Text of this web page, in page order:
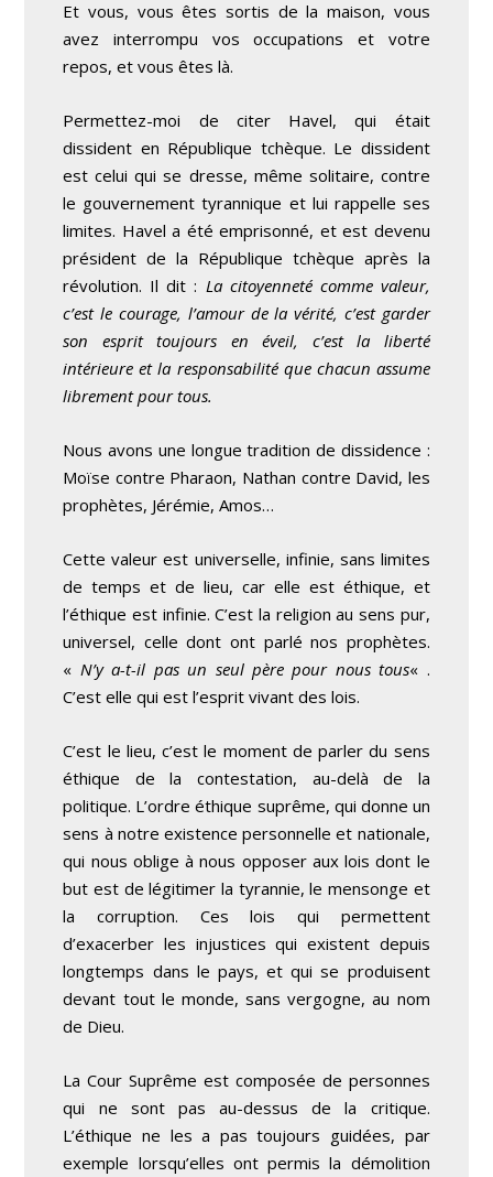
Et vous, vous êtes sortis de la maison, vous
avez interrompu vos occupations et votre
repos, et vous êtes là.
Permettez-moi de citer Havel, qui était
dissident en République tchèque. Le dissident
est celui qui se dresse, même solitaire, contre
le gouvernement tyrannique et lui rappelle ses
limites. Havel a été emprisonné, et est devenu
président de la République tchèque après la
révolution. Il dit : La citoyenneté comme valeur,
c’est le courage, l’amour de la vérité, c’est garder
son esprit toujours en éveil, c’est la liberté
intérieure et la responsabilité que chacun assume
librement pour tous.
Nous avons une longue tradition de dissidence :
Moïse contre Pharaon, Nathan contre David, les
prophètes, Jérémie, Amos…
Cette valeur est universelle, infinie, sans limites
de temps et de lieu, car elle est éthique, et
l’éthique est infinie. C’est la religion au sens pur,
universel, celle dont ont parlé nos prophètes.
« N’y a-t-il pas un seul père pour nous tous« .
C’est elle qui est l’esprit vivant des lois.
C’est le lieu, c’est le moment de parler du sens
éthique de la contestation, au-delà de la
politique. L’ordre éthique suprême, qui donne un
sens à notre existence personnelle et nationale,
qui nous oblige à nous opposer aux lois dont le
but est de légitimer la tyrannie, le mensonge et
la corruption. Ces lois qui permettent
d’exacerber les injustices qui existent depuis
longtemps dans le pays, et qui se produisent
devant tout le monde, sans vergogne, au nom
de Dieu.
La Cour Suprême est composée de personnes
qui ne sont pas au-dessus de la critique.
L’éthique ne les a pas toujours guidées, par
exemple lorsqu’elles ont permis la démolition